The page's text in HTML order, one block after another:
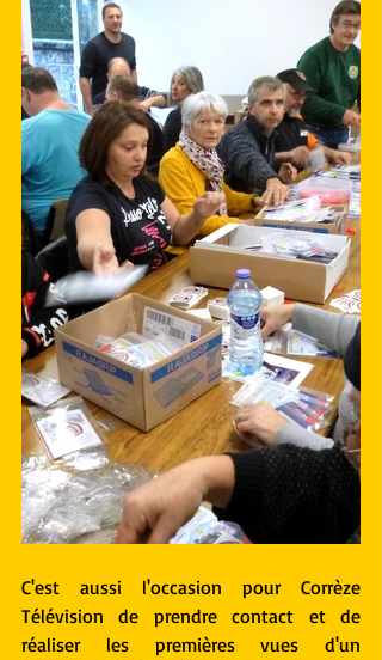
C'est aussi l'occasion pour Corrèze
Télévision de prendre contact et de
réaliser les premières vues d'un